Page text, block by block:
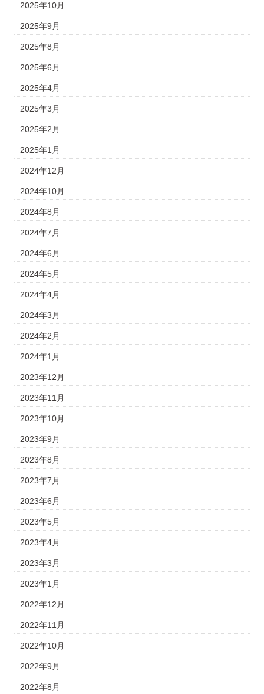
2025年10月
2025年9月
2025年8月
2025年6月
2025年4月
2025年3月
2025年2月
2025年1月
2024年12月
2024年10月
2024年8月
2024年7月
2024年6月
2024年5月
2024年4月
2024年3月
2024年2月
2024年1月
2023年12月
2023年11月
2023年10月
2023年9月
2023年8月
2023年7月
2023年6月
2023年5月
2023年4月
2023年3月
2023年1月
2022年12月
2022年11月
2022年10月
2022年9月
2022年8月